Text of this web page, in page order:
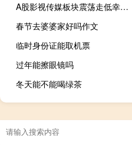
A股影视传媒板块震荡走低幸福蓝海跌超8%金逸影视、人民网、中国科传、锋尚文化、中视传媒等跟跌
春节去婆婆家好吗作文
临时身份证能取机票
过年能擦眼镜吗
冬天能不能喝绿茶